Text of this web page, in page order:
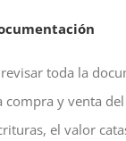
toda la
compra y venta
el valor